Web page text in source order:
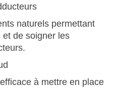
naturels permettant
de soigner les
à mettre en place